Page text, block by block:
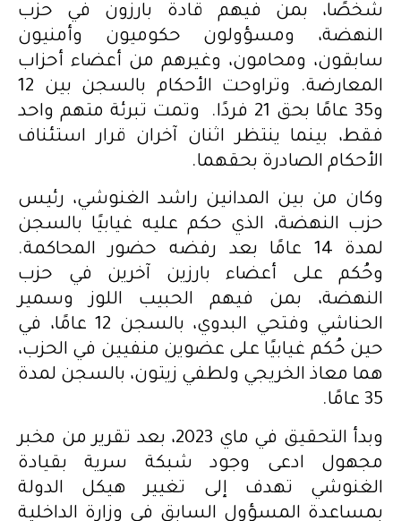
شخصًا، بمن فيهم قادة بارزون في حزب
النهضة، ومسؤولون حكوميون وأمنيون
سابقون، ومحامون، وغيرهم من أعضاء أحزاب
المعارضة. وتراوحت الأحكام بالسجن بين 12
و35 عامًا بحق 21 فردًا. وتمت تبرئة متهم واحد
فقط، بينما ينتظر اثنان آخران قرار استئناف
الأحكام الصادرة بحقهما.
وكان من بين المدانين راشد الغنوشي، رئيس
حزب النهضة، الذي حكم عليه غيابيًا بالسجن
لمدة 14 عامًا بعد رفضه حضور المحاكمة.
وحُكم على أعضاء بارزين آخرين في حزب
النهضة، بمن فيهم الحبيب اللوز وسمير
الحناشي وفتحي البدوي، بالسجن 12 عامًا، في
حين حُكم غيابيًا على عضوين منفيين في الحزب،
هما معاذ الخريجي ولطفي زيتون، بالسجن لمدة
35 عامًا.
وبدأ التحقيق في ماي 2023، بعد تقرير من مخبر
مجهول ادعى وجود شبكة سرية بقيادة
الغنوشي تهدف إلى تغيير هيكل الدولة
بمساعدة المسؤول السابق في وزارة الداخلية